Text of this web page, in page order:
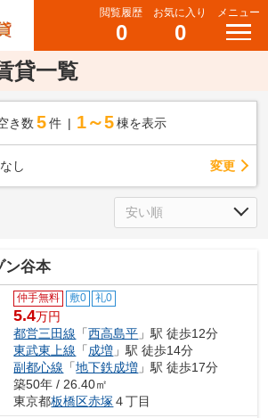
閲覧履歴
0
お気に入り
0
メニュー
貸一覧
き数 5 件 1～5 棟を表示
なし 変更
ン谷本
仲手無料 敷0 礼0
5.4万円
都営三田線 「西高島平 」駅 徒歩12分
東武東上線 「成増 」駅 徒歩14分
副都心線 「地下鉄成増 」駅 徒歩17分
築50年 / 26.40㎡
東京都板橋区赤塚４丁目